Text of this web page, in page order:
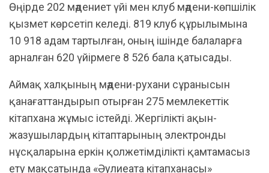
Өңірде 202 мәдениет үйі мен клуб мәдени-көпшілік
қызмет көрсетіп келеді. 819 клуб құрылымына
10 918 адам тартылған, оның ішінде балаларға
арналған 620 үйірмеге 8 526 бала қатысады.
Аймақ халқының мәдени-рухани сұранысын
қанағаттандырып отырған 275 мемлекеттік
кітапхана жұмыс істейді. Жергілікті ақын-
жазушылардың кітаптарының электронды
нұсқаларына еркін қолжетімділікті қамтамасыз
ету мақсатында «Әулиеата кітапханасы»